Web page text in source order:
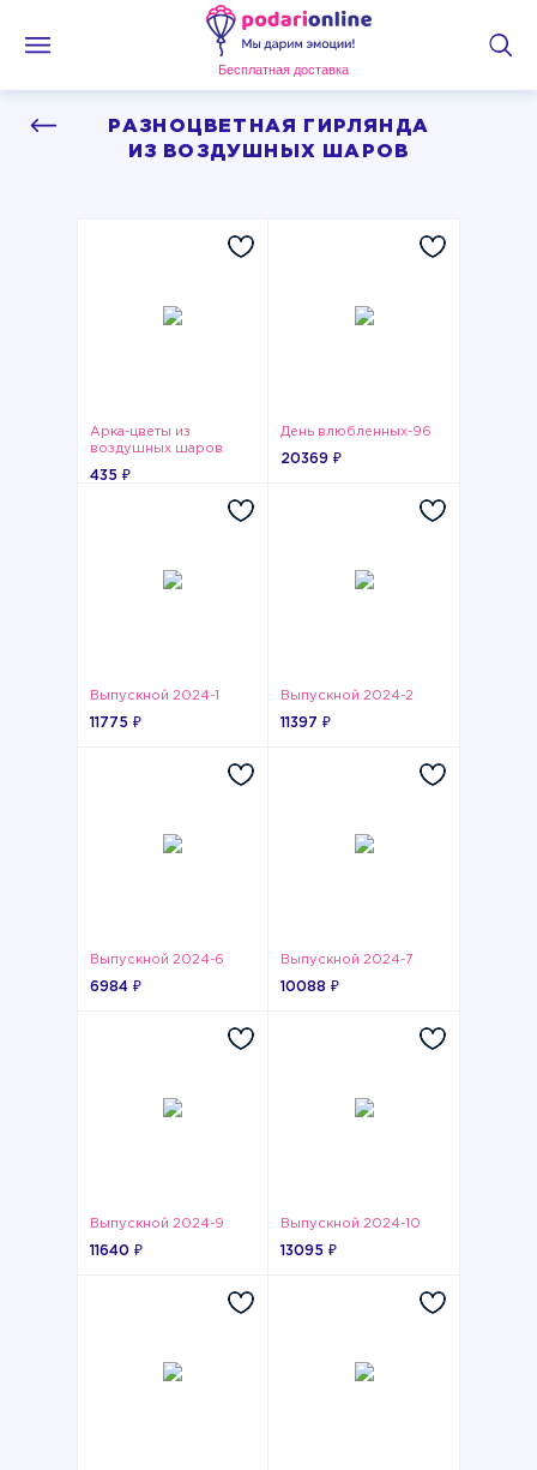
Бесплатная доставка
РАЗНОЦВЕТНАЯ ГИРЛЯНДА
ИЗ ВОЗДУШНЫХ ШАРОВ
Арка-цветы из
воздушных шаров
435 ₽
День влюбленных-96
20369 ₽
Выпускной 2024-1
11775 ₽
Выпускной 2024-2
11397 ₽
Выпускной 2024-6
6984 ₽
Выпускной 2024-7
10088 ₽
Выпускной 2024-9
11640 ₽
Выпускной 2024-10
13095 ₽